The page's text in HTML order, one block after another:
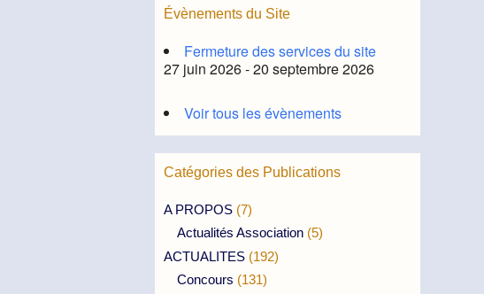
Évènements du Site
Fermeture des services du site
27 juin 2026 - 20 septembre 2026
Voir tous les évènements
Catégories des Publications
A PROPOS (7)
Actualités Association (5)
ACTUALITES (192)
Concours (131)